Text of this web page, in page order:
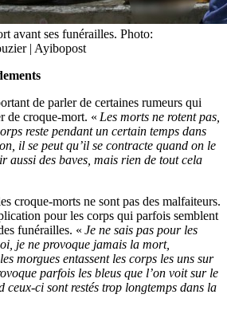
avant ses funérailles. Photo:
| Ayibopost
de parler de certaines rumeurs qui
de croque-mort. « Les morts ne rotent pas,
reste pendant un certain temps dans
il se peut qu’il se contracte quand on le
aussi des baves, mais rien de tout cela
croque-morts ne sont pas des malfaiteurs.
pour les corps qui parfois semblent
funérailles. « Je ne sais pas pour les
je ne provoque jamais la mort,
morgues entassent les corps les uns sur
parfois les bleus que l’on voit sur le
ceux-ci sont restés trop longtemps dans la